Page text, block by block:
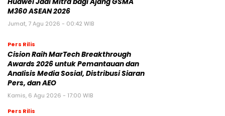
Huawei Jadi Mitra bagi Ajang GSMA
M360 ASEAN 2026
Jumat, 7 Agu 2026 - 00:42 WIB
Pers Rilis
Cision Raih MarTech Breakthrough
Awards 2026 untuk Pemantauan dan
Analisis Media Sosial, Distribusi Siaran
Pers, dan AEO
Kamis, 6 Agu 2026 - 17:00 WIB
Pers Rilis